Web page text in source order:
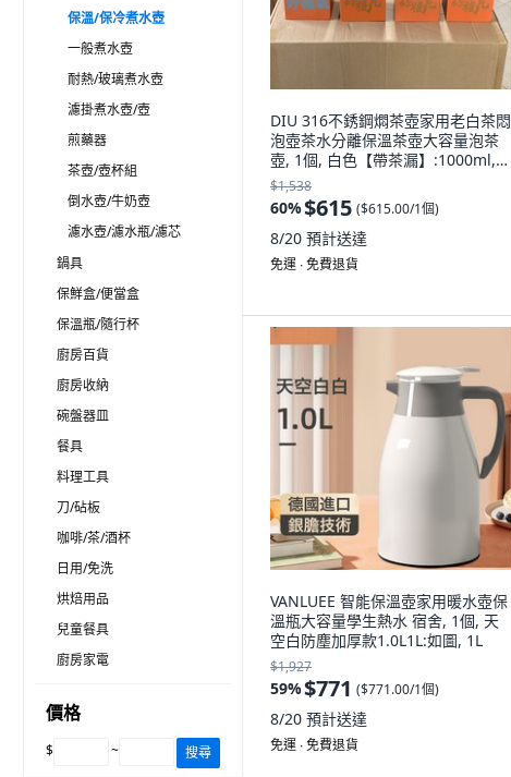
保溫/保冷煮水壺
一般煮水壺
耐熱/玻璃煮水壺
濾掛煮水壺/壺
煎藥器
茶壺/壺杯組
倒水壺/牛奶壺
濾水壺/濾水瓶/濾芯
鍋具
保鮮盒/便當盒
保溫瓶/隨行杯
廚房百貨
廚房收納
碗盤器皿
餐具
料理工具
刀/砧板
咖啡/茶/酒杯
日用/免洗
烘焙用品
兒童餐具
廚房家電
價格
$ ~ 搜尋
DIU 316不銹鋼燜茶壺家用老白茶悶
泡壺茶水分離保溫茶壺大容量泡茶
壺, 1個, 白色【帶茶漏】:1000ml,
1L
$1,538
60%$615 ($615.00/1個)
8/20 預計送達
免運 ∙ 免費退貨
VANLUEE 智能保溫壺家用暖水壺保
溫瓶大容量學生熱水 宿舍, 1個, 天
空白防塵加厚款1.0L1L:如圖, 1L
$1,927
59%$771 ($771.00/1個)
8/20 預計送達
免運 ∙ 免費退貨